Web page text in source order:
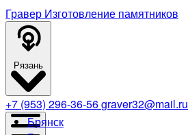
Гравер Изготовление памятников
Рязань
Брянск
+7 (953) 296-36-56graver32@mail.ru